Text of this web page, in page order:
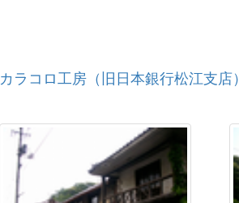
カラコロ工房（旧日本銀行松江支店